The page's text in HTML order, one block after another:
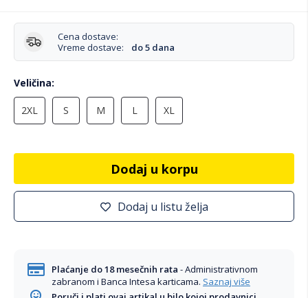
Cena dostave:
Vreme dostave:
do 5 dana
Veličina
2XL S M L XL
Dodaj u korpu
Dodaj u listu želja
Plaćanje do 18 mesečnih rata - Administrativnom
zabranom i Banca Intesa karticama. Saznaj više